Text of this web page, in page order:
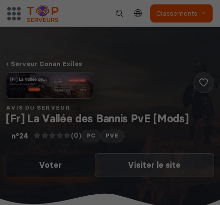
Classements
The Front Atlas
Dune Awakening
Squad
Neverwinter
Nights
Serveur Conan Exiles
AVIS DU SERVEUR
[Fr] La Vallée des Bannis PvE [Mods]
n°24 (0) PC PVE
Voter Visiter le site